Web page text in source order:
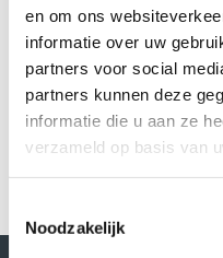
en om ons
informatie over uw
partners voor social
partners kunnen deze
informatie die u aan ze
verzameld op basis van
Noodzakelijk
/* 3. Mocht er een
onderin zitten, buig die
article.act-post
article.act-post
border-radius: 0 0 16px